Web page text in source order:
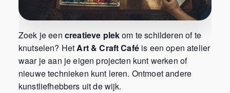
Zoek je een creatieve plekom te schilderen of te
knutselen? HetArt & Craft Caféis een open atelier
waar je aan je eigen projecten kunt werken of
nieuwe technieken kunt leren. Ontmoet andere
kunstliefhebbers uit de wijk.